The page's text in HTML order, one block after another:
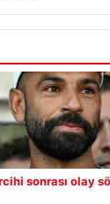
sonrası olay